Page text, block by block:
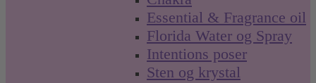
Essential & Fragrance oil
Florida Water og Spray
Intentions poser
Sten og krystal